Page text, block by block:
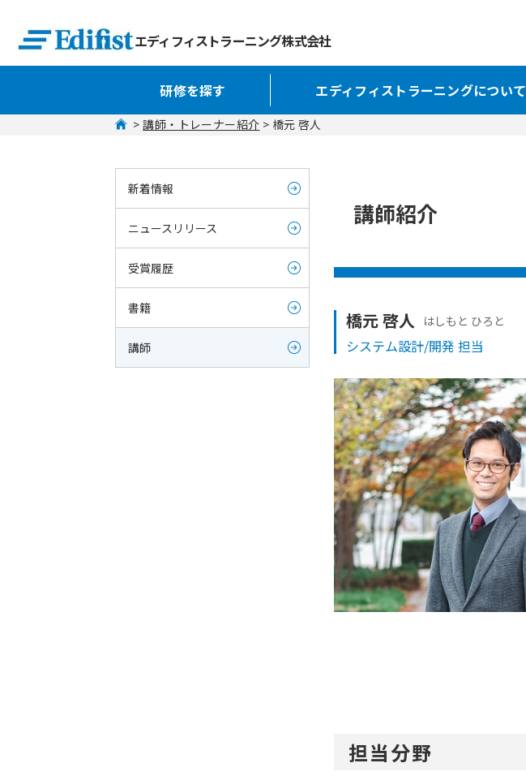
エディフィストラーニング株式会社
研修を探す エディフィストラーニングについて
> 講師・トレーナー紹介 > 橋元 啓人
講師紹介
橋元 啓人 はしもと ひろと
システム設計/開発 担当
担当分野
新着情報
ニュースリリース
受賞履歴
書籍
講師